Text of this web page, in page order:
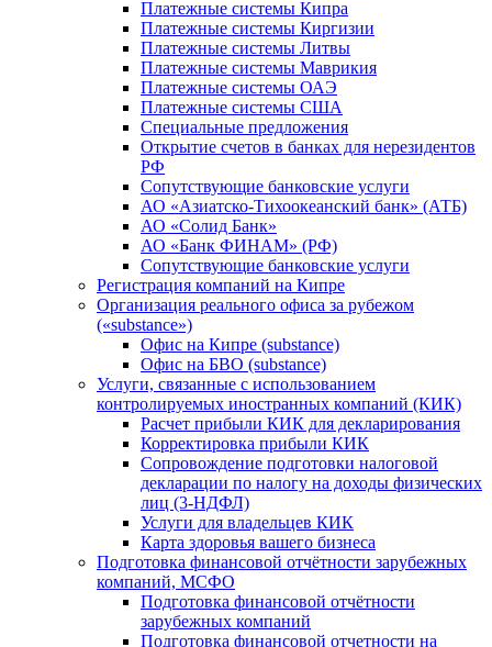
Платежные системы Кипра
Платежные системы Киргизии
Платежные системы Литвы
Платежные системы Маврикия
Платежные системы ОАЭ
Платежные системы США
Специальные предложения
Открытие счетов в банках для нерезидентов
РФ
Сопутствующие банковские услуги
АО «Азиатско-Тихоокеанский банк» (АТБ)
АО «Солид Банк»
АО «Банк ФИНАМ» (РФ)
Сопутствующие банковские услуги
Регистрация компаний на Кипре
Организация реального офиса за рубежом
(«substance»)
Офис на Кипре (substance)
Офис на БВО (substance)
Услуги, связанные с использованием
контролируемых иностранных компаний (КИК)
Расчет прибыли КИК для декларирования
Корректировка прибыли КИК
Сопровождение подготовки налоговой
декларации по налогу на доходы физических
лиц (3-НДФЛ)
Услуги для владельцев КИК
Карта здоровья вашего бизнеса
Подготовка финансовой отчётности зарубежных
компаний, МСФО
Подготовка финансовой отчётности
зарубежных компаний
Подготовка финансовой отчетности на